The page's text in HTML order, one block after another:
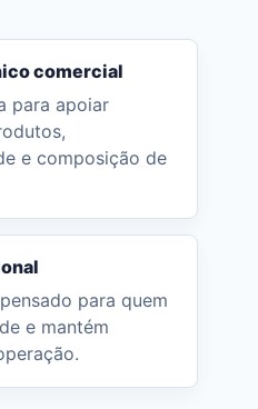
comercial
para apoiar
e composição de
para quem
e mantém